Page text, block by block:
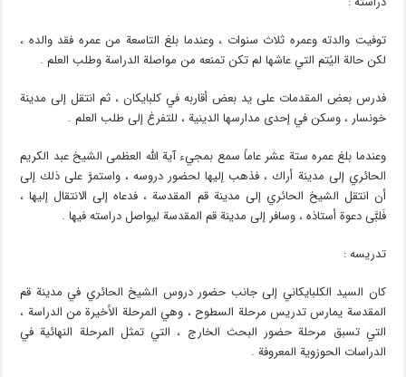
توفيت والدته وعمره ثلاث سنوات ، وعندما بلغ التاسعة من عمره فقد والده ،
لكن حالة اليُتم التي عاشها لم تكن تمنعه من مواصلة الدراسة وطلب العلم .
فدرس بعض المقدمات على يد بعض أقاربه في كلبايكان ، ثم انتقل إلى مدينة
خونسار ، وسكن في إحدى مدارسها الدينية ، للتفرغ إلى طلب العلم .
وعندما بلغ عمره ستة عشر عاماً سمع بمجيء آية الله العظمى الشيخ عبد الكريم
الحائري إلى مدينة أراك ، فذهب إليها لحضور دروسه ، واستمرَّ على ذلك إلى
أن انتقل الشيخ الحائري إلى مدينة قم المقدسة ، فدعاه إلى الانتقال إليها ،
فَلبَّى دعوة أستاذه ، وسافر إلى مدينة قم المقدسة ليواصل دراسته فيها .
تدريسه :
كان السيد الكلبايكاني إلى جانب حضور دروس الشيخ الحائري في مدينة قم
المقدسة يمارس تدريس مرحلة السطوح ، وهي المرحلة الأخيرة من الدراسة ،
التي تسبق مرحلة حضور البحث الخارج ، التي تمثل المرحلة النهائية في
الدراسات الحوزوية المعروفة .